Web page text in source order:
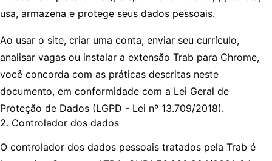
usa, armazena e protege seus dados pessoais.
Ao usar o site, criar uma conta, enviar seu currículo,
analisar vagas ou instalar a extensão Trab para Chrome,
você concorda com as práticas descritas neste
documento, em conformidade com a Lei Geral de
Proteção de Dados (LGPD - Lei nº 13.709/2018).
2. Controlador dos dados
O controlador dos dados pessoais tratados pela Trab é